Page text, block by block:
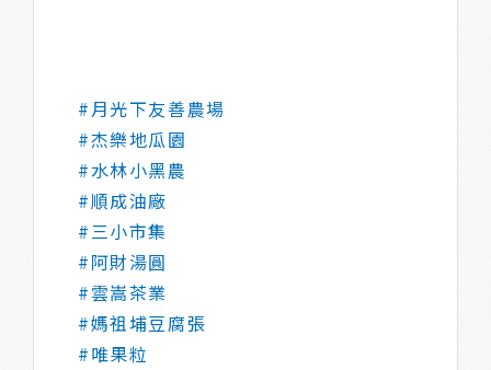
#月光下友善農場
#杰樂地瓜園
#水林小黑農
#順成油廠
#三小市集
#阿財湯圓
#雲嵩茶業
#媽祖埔豆腐張
#唯果粒